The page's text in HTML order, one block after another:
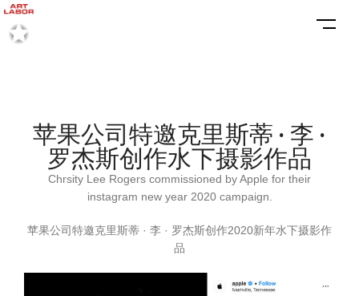
苹果公司特邀克里斯蒂 · 李 ·
罗杰斯创作水下摄影作品
Chrsity Lee Rogers commissioned by Apple for their
instagram new year 2020 campaign.
苹果公司特邀克里斯蒂 · 李 · 罗杰斯创作2020新年水下摄影作
品